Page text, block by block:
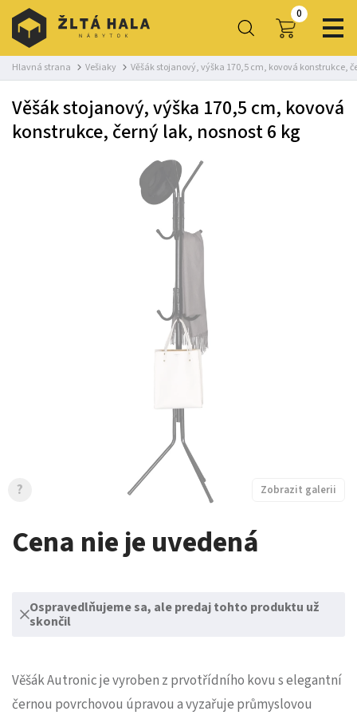
0
Hlavná strana Vešiaky Věšák stojanový, výška 170,5 cm, kovová konstrukce,
Cena nie je uvedená
Ospravedlňujeme sa, ale predaj tohto produktu už
skončil
Věšák stojanový, výška 170,5 cm, kovová
konstrukce, černý lak, nosnost 6 kg
Zobrazit galerii
?
Věšák Autronic je vyroben z prvotřídního kovu s elegantní
černou povrchovou úpravou a vyzařuje průmyslovou